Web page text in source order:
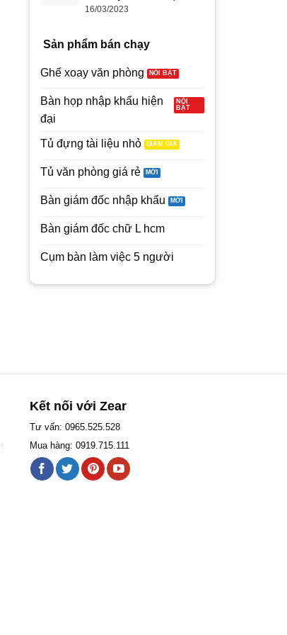
Lượng
16/03/2023
Sản phẩm bán chạy
Ghế xoay văn phòng
Bàn họp nhập khẩu hiện
đại
Tủ đựng tài liệu nhỏ
Tủ văn phòng giá rẻ
Bàn giám đốc nhập khẩu
Bàn giám đốc chữ L hcm
Cụm bàn làm việc 5 người
Kết nối với Zear
Tư vấn: 0965.525.528
Mua hàng: 0919.715.111